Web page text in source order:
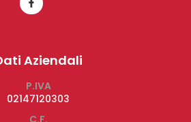
Aziendali
P.IVA
02147120303
C.F.